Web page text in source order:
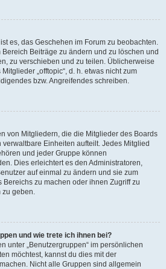
es, das Geschehen im Forum zu beobachten.
Beiträge zu ändern und zu löschen und
zu verschieben und zu teilen. Üblicherweise
„offtopic“, d. h. etwas nicht zum
bzw. Angreifendes schreiben.
von Mitgliedern, die die Mitglieder des Boards
Einheiten aufteilt. Jedes Mitglied
und jeder Gruppe können
Dies erleichtert es den Administratoren,
auf einmal zu ändern und sie zum
zu machen oder ihnen Zugriff zu
zu geben.
und wie trete ich ihnen bei?
unter „Benutzergruppen“ im persönlichen
möchtest, kannst du dies mit der
Nicht alle Gruppen sind allgemein